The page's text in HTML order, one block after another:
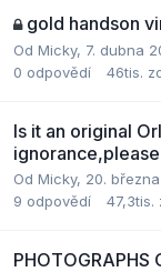
gold handson
Od Micky, 7. dubna
0 odpovědí 46tis.
Is it an original
Od Micky, 20. března
9 odpovědí 47,3tis.
PHOTOGRAPHS